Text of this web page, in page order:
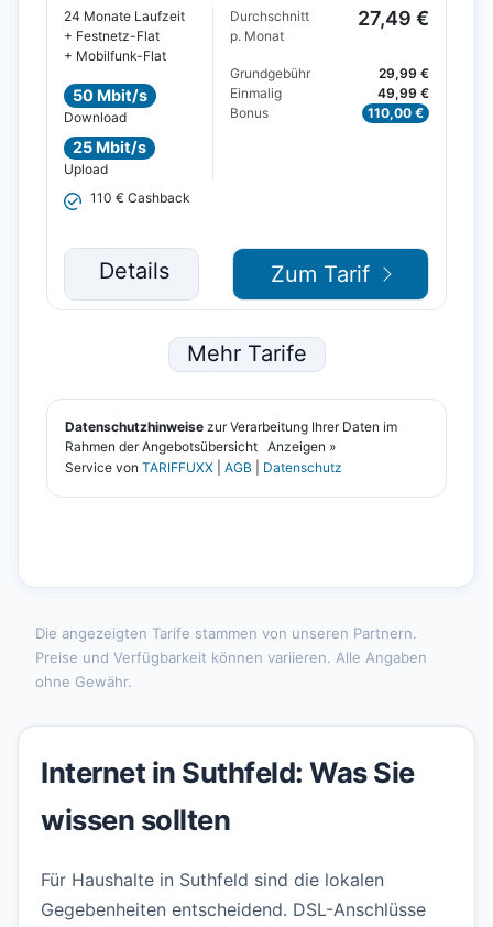
Die angezeigten Tarife stammen von unseren Partnern.
Preise und Verfügbarkeit können variieren. Alle Angaben
ohne Gewähr.
Internet in Suthfeld: Was Sie
wissen sollten
Für Haushalte in Suthfeld sind die lokalen
Gegebenheiten entscheidend. DSL-Anschlüsse